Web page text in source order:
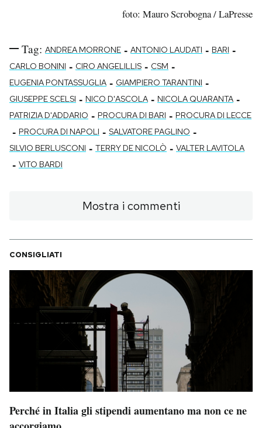
foto: Mauro Scrobogna / LaPresse
Tag: ANDREA MORRONE - ANTONIO LAUDATI - BARI -
CARLO BONINI - CIRO ANGELILLIS - CSM -
EUGENIA PONTASSUGLIA - GIAMPIERO TARANTINI -
GIUSEPPE SCELSI - NICO D'ASCOLA - NICOLA QUARANTA -
PATRIZIA D'ADDARIO - PROCURA DI BARI - PROCURA DI LECCE
- PROCURA DI NAPOLI - SALVATORE PAGLINO -
SILVIO BERLUSCONI - TERRY DE NICOLÒ - VALTER LAVITOLA
- VITO BARDI
Mostra i commenti
CONSIGLIATI
Perché in Italia gli stipendi aumentano ma non ce ne